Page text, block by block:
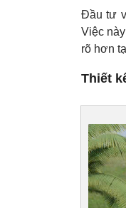
Đầu tư
Việc
rõ hơn
Thiết